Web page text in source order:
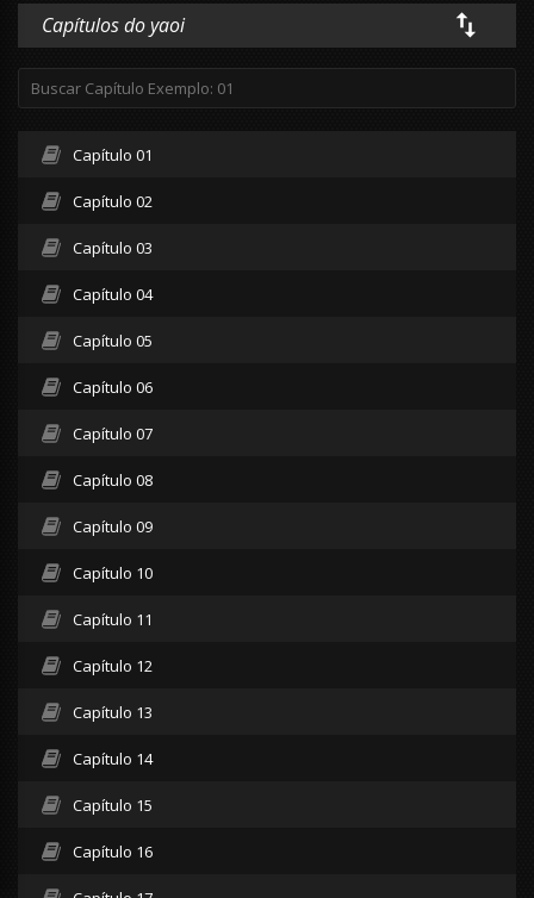
Capítulos do yaoi
Capítulo 01
Capítulo 02
Capítulo 03
Capítulo 04
Capítulo 05
Capítulo 06
Capítulo 07
Capítulo 08
Capítulo 09
Capítulo 10
Capítulo 11
Capítulo 12
Capítulo 13
Capítulo 14
Capítulo 15
Capítulo 16